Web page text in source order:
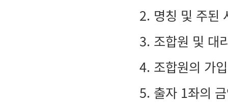
2. 명칭 및 주된
3. 조합원 및 대
4. 조합원의 가
5. 출자 1좌의